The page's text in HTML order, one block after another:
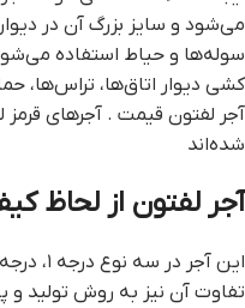
می‌شود و سایز بزرگ آن در
سوله‌ها و حیاط استفاده
کشی دیوار اتاق‌ها، تراس‌ها،
آجر لفتون قيمت . آجرهای
شده‌اند
آجر لفتون از لحاظ